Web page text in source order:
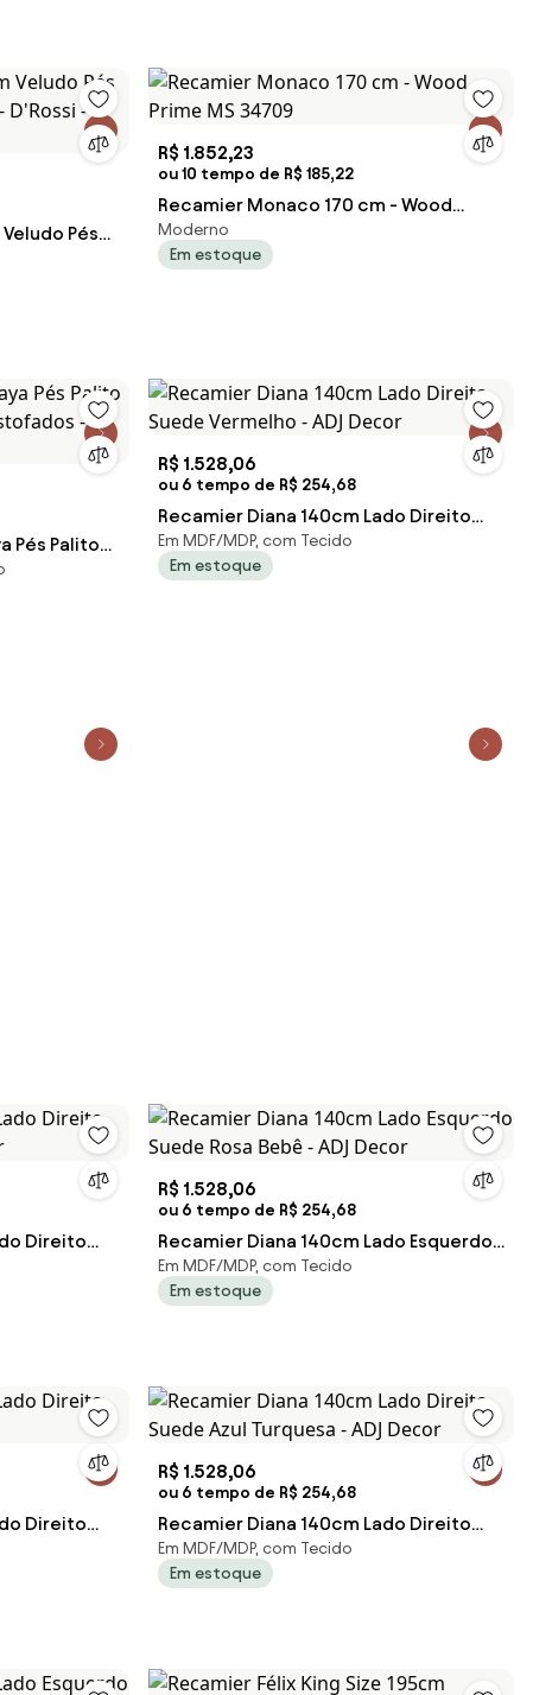
Pés
-
R$ 1.852,23
ou 10 tempo de R$ 185,22
Recamier Monaco 170 cm - Wood
Prime MS 34709
Moderno
Em estoque
Pés Palito
-
R$ 1.528,06
ou 6 tempo de R$ 254,68
Recamier Diana 140cm Lado Direito
Suede Vermelho - ADJ Decor
Em MDF/MDP, com Tecido
Em estoque
Direito
R$ 1.528,06
ou 6 tempo de R$ 254,68
Recamier Diana 140cm Lado Esquerdo
Suede Rosa Bebê - ADJ Decor
Em MDF/MDP, com Tecido
Em estoque
Direito
R$ 1.528,06
ou 6 tempo de R$ 254,68
Recamier Diana 140cm Lado Direito
Suede Azul Turquesa - ADJ Decor
Em MDF/MDP, com Tecido
Em estoque